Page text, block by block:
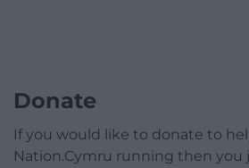
Donate
If you would like to donate to
Nation.Cymru running then you